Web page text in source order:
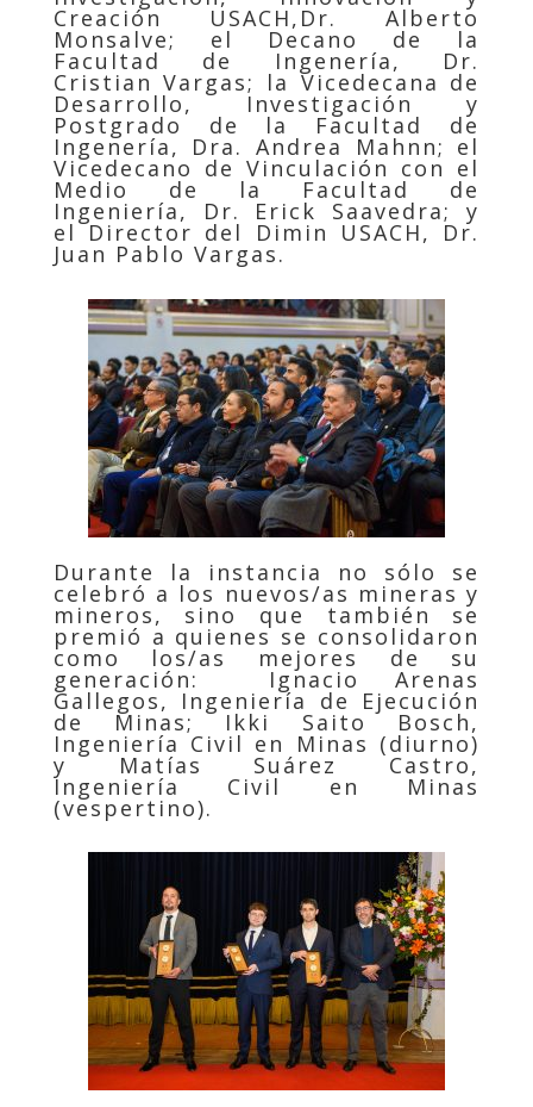
Creación USACH,Dr. Alberto
Monsalve; el Decano de la
Facultad de Ingenería, Dr.
Cristian Vargas; la Vicedecana de
Desarrollo, Investigación y
Postgrado de la Facultad de
Ingenería, Dra. Andrea Mahnn; el
Vicedecano de Vinculación con el
Medio de la Facultad de
Ingeniería, Dr. Erick Saavedra; y
el Director del Dimin USACH, Dr.
Juan Pablo Vargas.
Durante la instancia no sólo se
celebró a los nuevos/as mineras y
mineros, sino que también se
premió a quienes se consolidaron
como los/as mejores de su
generación: Ignacio Arenas
Gallegos, Ingeniería de Ejecución
de Minas; Ikki Saito Bosch,
Ingeniería Civil en Minas (diurno)
y Matías Suárez Castro,
Ingeniería Civil en Minas
(vespertino).